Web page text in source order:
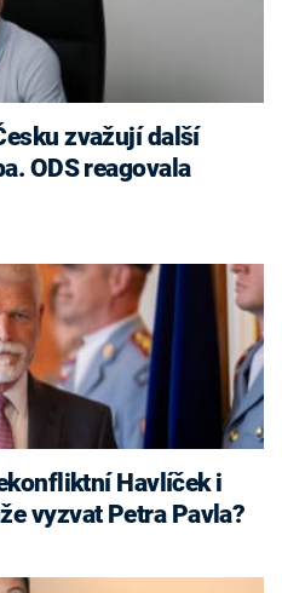
ODS reagovala
vyzvat Petra Pavla?